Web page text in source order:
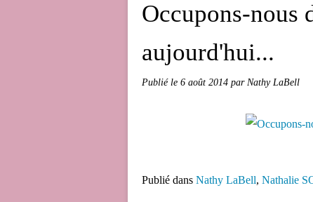
Occupons-nous
aujourd'hui...
Publié le 6 août 2014 par Nathy LaBell
Publié dans Nathy LaBell, Nathalie